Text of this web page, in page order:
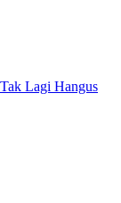
Lagi Hangus